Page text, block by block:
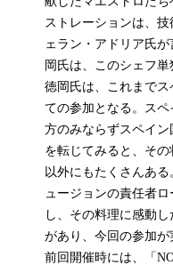
ストレーションは、
ェラン・アドリア氏
岡氏は、このシェフ
徳岡氏は、これまで
ての参加となる。ス
方のみならずスペイ
を転じてみると、そ
以外にもたくさんあ
ュージョンの責任者
し、その料理に感動
があり、今回の参加が
前回開催時には、「